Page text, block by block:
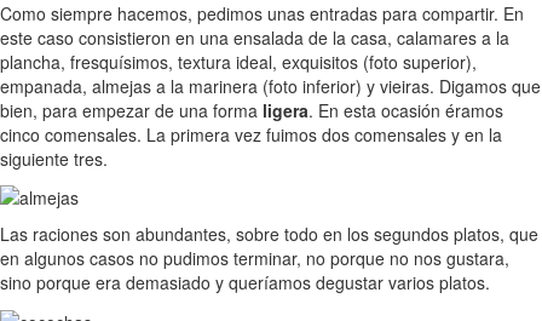
Como siempre hacemos, pedimos unas entradas para compartir. En
este caso consistieron en una ensalada de la casa, calamares a la
plancha, fresquísimos, textura ideal, exquisitos (foto superior),
empanada, almejas a la marinera (foto inferior) y vieiras. Digamos que
bien, para empezar de una forma ligera. En esta ocasión éramos
cinco comensales. La primera vez fuimos dos comensales y en la
siguiente tres.
Las raciones son abundantes, sobre todo en los segundos platos, que
en algunos casos no pudimos terminar, no porque no nos gustara,
sino porque era demasiado y queríamos degustar varios platos.